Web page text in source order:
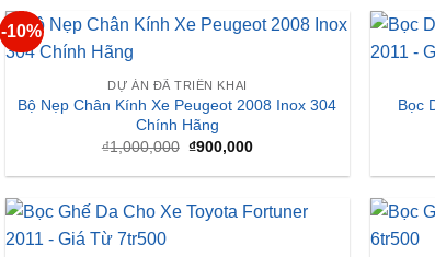
₫2,490,000.
-10%
DỰ ÁN ĐÃ TRIỂN KHAI
Bộ Nẹp Chân Kính Xe Peugeot 2008 Inox 304
Chính Hãng
₫1,000,000 Giá
là:
₫900,000Giá
tại
₫900,000.
Bọc